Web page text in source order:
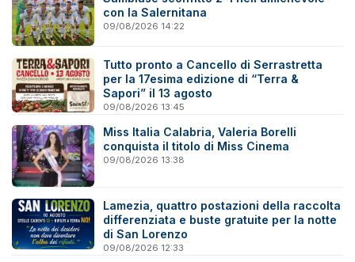
con la Salernitana
09/08/2026 14:22
Tutto pronto a Cancello di Serrastretta
per la 17esima edizione di “Terra &
Sapori” il 13 agosto
09/08/2026 13:45
Miss Italia Calabria, Valeria Borelli
conquista il titolo di Miss Cinema
09/08/2026 13:38
Lamezia, quattro postazioni della raccolta
differenziata e buste gratuite per la notte
di San Lorenzo
09/08/2026 12:33